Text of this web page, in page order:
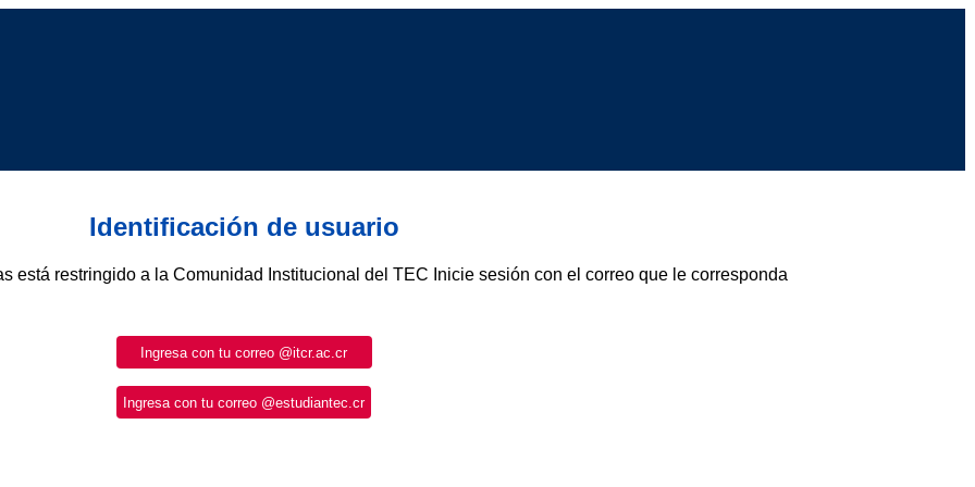
Identificación de usuario
está restringido a la Comunidad Institucional del TEC Inicie sesión con el correo que le corresponda